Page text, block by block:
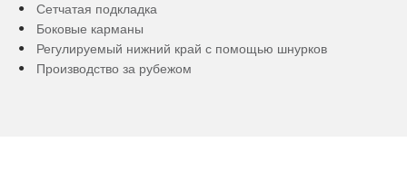
Сетчатая подкладка
Боковые карманы
Регулируемый нижний край с помощью шнурков
Производство за рубежом